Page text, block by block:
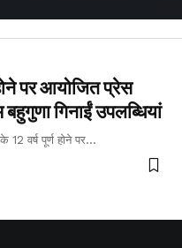
पर आयोजित प्रेस
गिनाईं उपलब्धियां
वर्ष पूर्ण होने पर…